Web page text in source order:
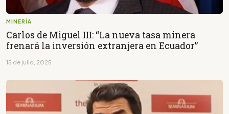
MINERÍA
Carlos de Miguel III: “La nueva tasa minera
frenará la inversión extranjera en Ecuador”
15 de julio, 2025